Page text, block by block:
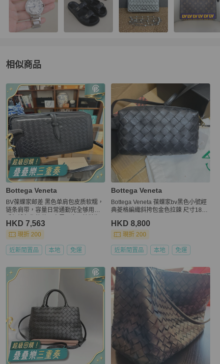
相似商品
更多相似Bottega Veneta女包推薦精品
Bottega Veneta
BV葆蝶家邮差 黑色单肩包皮质软糯，
链条肩带，容量日常通勤完全够用，
滑，细节都在
HKD 7,563
現折 200
近新閒置品 本地 免運
Bottega Veneta
Bottega Veneta 葆蝶家bv黑色小號經
典菱格編織斜挎包金色拉鍊 尺寸18×5
HKD 8,800
現折 200
近新閒置品 本地 免運